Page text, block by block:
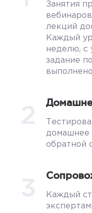
Занятия
лекций
Каждый
неделю, с
задание
выполнено
домашнее
обратной
Каждый